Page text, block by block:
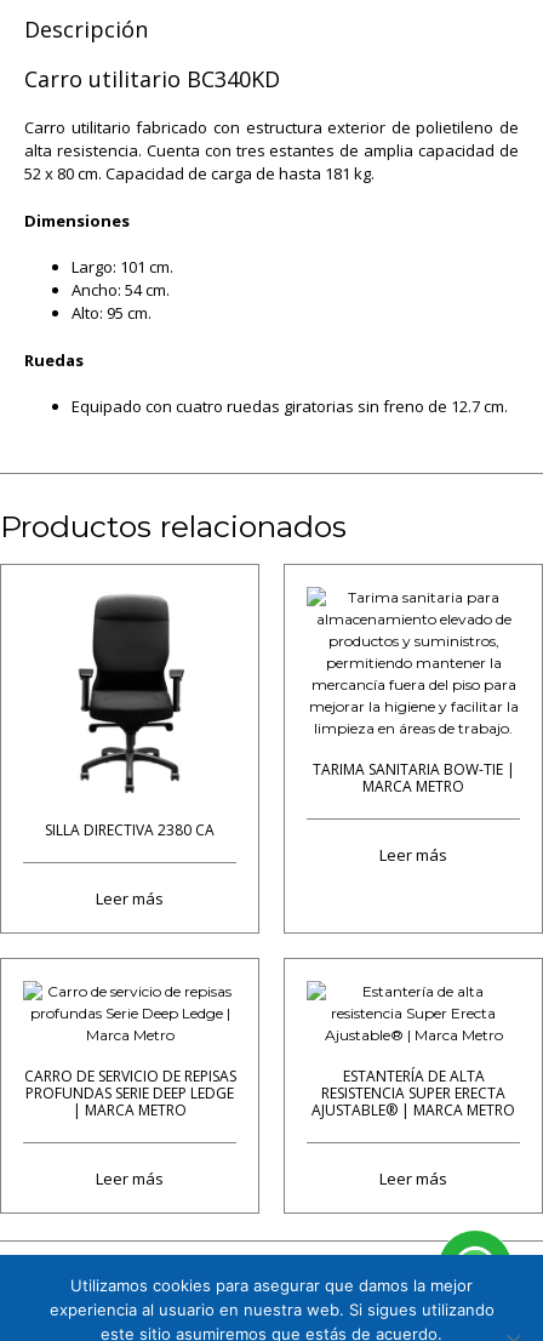
Descripción
Carro utilitario BC340KD
Carro utilitario fabricado con estructura exterior de polietileno de
alta resistencia. Cuenta con tres estantes de amplia capacidad de
52 x 80 cm. Capacidad de carga de hasta 181 kg.
Dimensiones
Largo: 101 cm.
Ancho: 54 cm.
Alto: 95 cm.
Ruedas
Equipado con cuatro ruedas giratorias sin freno de 12.7 cm.
Productos relacionados
SILLA DIRECTIVA 2380 CA
Leer más
TARIMA SANITARIA BOW-TIE |
MARCA METRO
Leer más
CARRO DE SERVICIO DE REPISAS
PROFUNDAS SERIE DEEP LEDGE
| MARCA METRO
Leer más
ESTANTERÍA DE ALTA
RESISTENCIA SUPER ERECTA
AJUSTABLE® | MARCA METRO
Leer más
Cuauhtémoc 158 B1 Col. Tizapán San Ángel, CP. 01090, Álvaro Obregón, Ciudad de
México. Tel. 5591719151
Utilizamos cookies para asegurar que damos la mejor
experiencia al usuario en nuestra web. Si sigues utilizando
este sitio asumiremos que estás de acuerdo.